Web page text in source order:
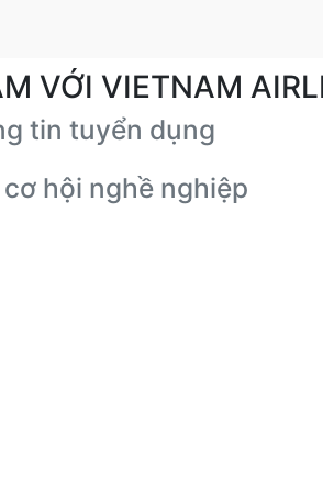
VỚI VIETNAM
tin tuyển dụng
cơ hội nghề nghiệp